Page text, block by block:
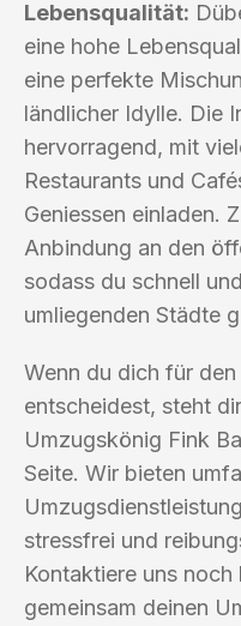
Lebensqualität:
eine hohe
eine perfekte
ländlicher Idylle. Die
hervorragend, mit
Restaurants und
Geniessen einladen.
Anbindung an den
sodass du schnell
umliegenden Städte
Wenn du dich für
entscheidest, steht
Umzugskönig Fink
Seite. Wir bieten
stressfrei und
Kontaktiere uns noch
gemeinsam deinen